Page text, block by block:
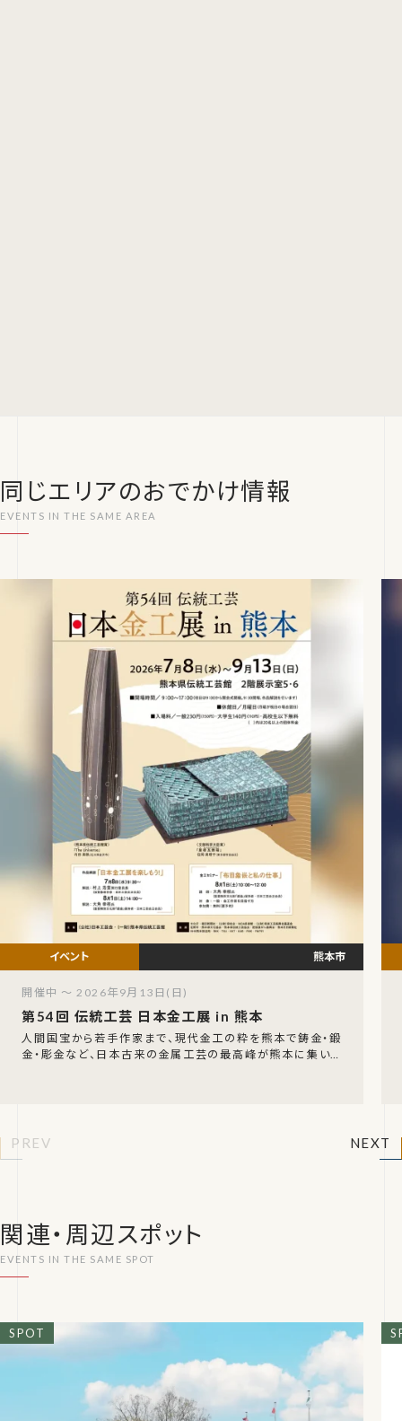
同じエリアのおでかけ情報
第54回 伝統工芸 日本金工展 in 熊本
人間国宝から若手作家まで、現代金工の粋を熊本で鋳金・鍛
金・彫金など、日本古来の金属工芸の最高峰が熊本に集いま
熊本市
開催中 ～ 2026年9月13日(日)
PREV NEXT
関連・周辺スポット